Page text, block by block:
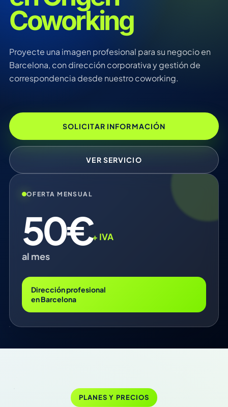
Coworking
Proyecte una imagen profesional para su negocio en
Barcelona, con dirección corporativa y gestión de
correspondencia desde nuestro coworking.
SOLICITAR INFORMACIÓN
VER SERVICIO
OFERTA MENSUAL
50€+ IVA
al mes
Dirección profesional
en Barcelona
PLANES Y PRECIOS